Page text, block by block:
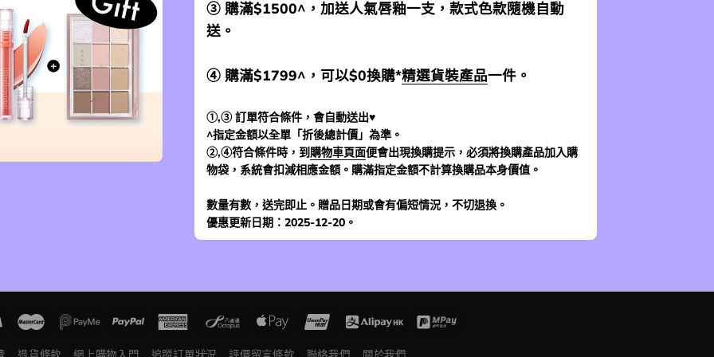
③ 購滿$1500^，加送人氣唇釉一支，款式色款隨機自動
送。
④ 購滿$1799^，可以$0換購*精選貨裝產品一件。
①,③ 訂單符合條件，會自動送出♥
^指定金額以全單「折後總計價」為準。
②,④符合條件時，到 購物車頁面便會出現換購提示，必須將換購產品加入購
物袋，系統會扣減相應金額。購滿指定金額不計算換購品本身價值。
數量有數，送完即止。贈品日期或會有偏短情況，不切退換。
優惠更新日期：2025-12-20。